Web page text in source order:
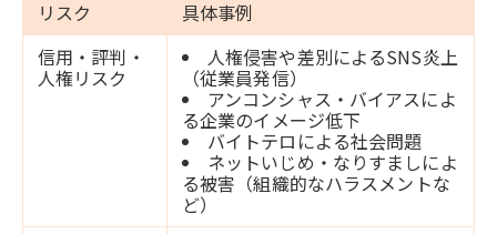
リスク
具体事例
信用・評判・
人権リスク
人権侵害や差別によるSNS炎上
（従業員発信）
アンコンシャス・バイアスによ
る企業のイメージ低下
バイトテロによる社会問題
ネットいじめ・なりすましによ
る被害（組織的なハラスメントな
ど）